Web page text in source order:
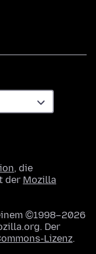
, die
der Mozilla
©1998–2026
Der
Lizenz.